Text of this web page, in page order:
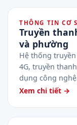
THÔNG TIN CƠ
Truyền
và phường
Hệ thống
4G, truyền
dụng công
Xem chi tiết →